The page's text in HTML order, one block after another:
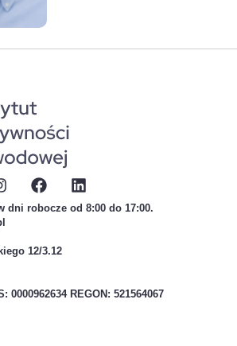
dni robocze od 8:00 do 17:00.
12/3.12
0000962634 REGON: 521564067